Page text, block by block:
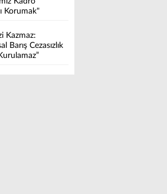
Korumak"
Kazmaz:
Barış Cezasızlık